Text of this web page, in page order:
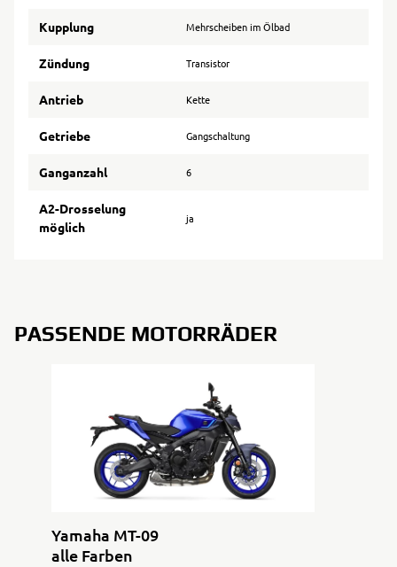
Kupplung Mehrscheiben im Ölbad
Zündung Transistor
Antrieb Kette
Getriebe Gangschaltung
Ganganzahl 6
A2-Drosselung
möglich
ja
PASSENDE MOTORRÄDER
Yamaha MT-09
alle Farben